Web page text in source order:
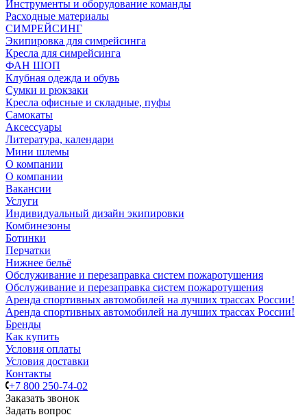
Инструменты и оборудование команды
Расходные материалы
СИМРЕЙСИНГ
Экипировка для симрейсинга
Кресла для симрейсинга
ФАН ШОП
Клубная одежда и обувь
Сумки и рюкзаки
Кресла офисные и складные, пуфы
Самокаты
Аксессуары
Литература, календари
Мини шлемы
О компании
О компании
Вакансии
Услуги
Индивидуальный дизайн экипировки
Комбинезоны
Ботинки
Перчатки
Нижнее бельё
Обслуживание и перезаправка систем пожаротушения
Обслуживание и перезаправка систем пожаротушения
Аренда спортивных автомобилей на лучших трассах России!
Аренда спортивных автомобилей на лучших трассах России!
Бренды
Как купить
Условия оплаты
Условия доставки
Контакты
+7 800 250-74-02
Заказать звонок
Задать вопрос